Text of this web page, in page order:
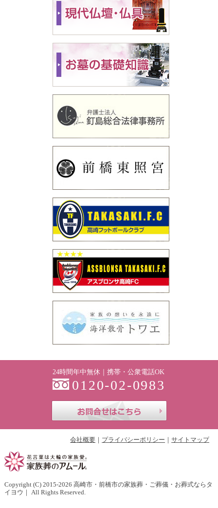
24時間年中無休｜携帯・公衆電話OK
0120-02-0983
会社概要 プライバシーポリシー サイトマップ
Copyright (C) 2015-2026 高崎市・前橋市の家族葬・ご葬儀・お葬式ならタ
イヨウ ｜ All Rights Reserved.